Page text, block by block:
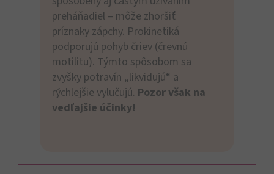
preháňadiel – môže zhoršiť
príznaky zápchy. Prokinetiká
podporujú pohyb čriev (črevnú
motilitu). Týmto spôsobom sa
zvyšky potravín „likvidujú“ a
rýchlejšie vylučujú. Pozor však na
vedľajšie účinky!